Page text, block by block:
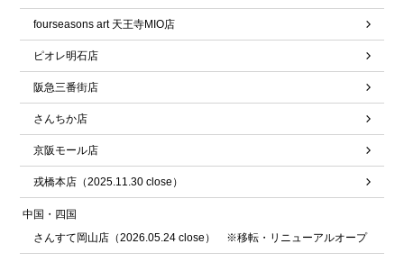
fourseasons art 天王寺MIO店
ピオレ明石店
阪急三番街店
さんちか店
京阪モール店
戎橋本店（2025.11.30 close）
中国・四国
さんすて岡山店（2026.05.24 close） ※移転・リニューアルオープ